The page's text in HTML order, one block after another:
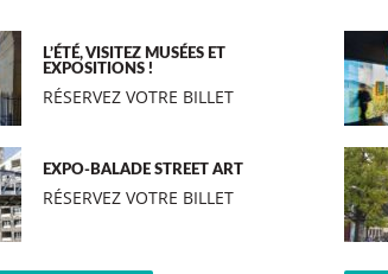
L’ÉTÉ, VISITEZ MUSÉES ET
EXPOSITIONS !
RÉSERVEZ VOTRE BILLET
EXPO-BALADE STREET ART
RÉSERVEZ VOTRE BILLET